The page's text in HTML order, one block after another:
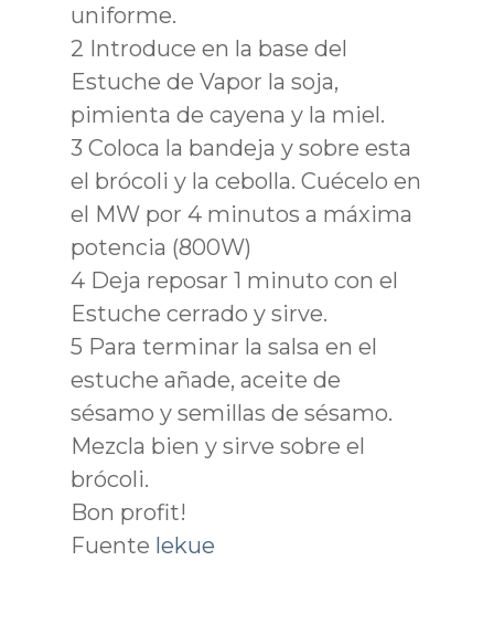
uniforme.
2 Introduce en la base del
Estuche de Vapor la soja,
pimienta de cayena y la miel.
3 Coloca la bandeja y sobre esta
el brócoli y la cebolla. Cuécelo en
el MW por 4 minutos a máxima
potencia (800W)
4 Deja reposar 1 minuto con el
Estuche cerrado y sirve.
5 Para terminar la salsa en el
estuche añade, aceite de
sésamo y semillas de sésamo.
Mezcla bien y sirve sobre el
brócoli.
Bon profit!
Fuente lekue